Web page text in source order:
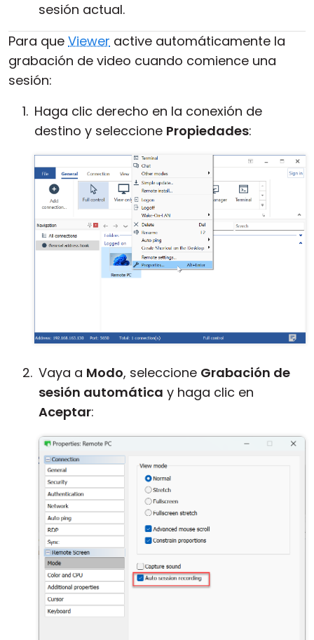
sesión actual.
Para que Viewer active automáticamente la
grabación de video cuando comience una
sesión:
Haga clic derecho en la conexión de
destino y seleccione Propiedades:
Vaya a Modo, seleccione Grabación de
sesión automática y haga clic en
Aceptar: